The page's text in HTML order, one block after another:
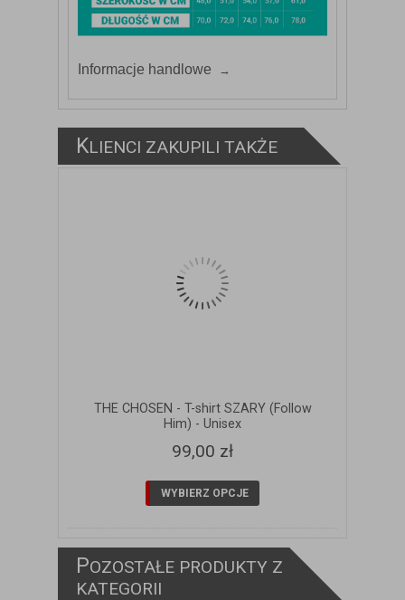
Informacje handlowe
KLIENCI ZAKUPILI TAKŻE
THE CHOSEN - T-shirt SZARY (Follow
Him) - Unisex
99,00 zł
WYBIERZ OPCJE
POZOSTAŁE PRODUKTY Z
KATEGORII